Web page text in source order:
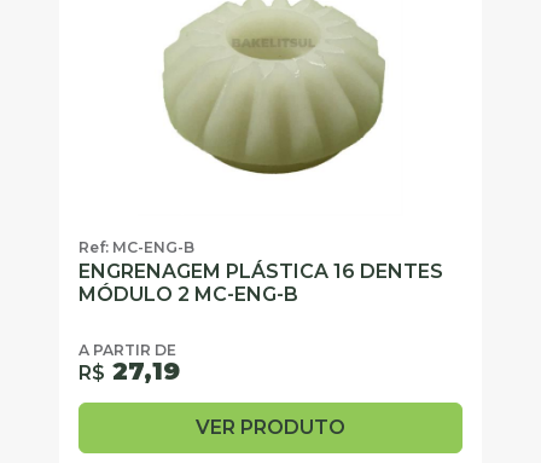
Ref: MC-ENG-B
ENGRENAGEM PLÁSTICA 16 DENTES
MÓDULO 2 MC-ENG-B
A PARTIR DE
R$ 27,19
VER PRODUTO